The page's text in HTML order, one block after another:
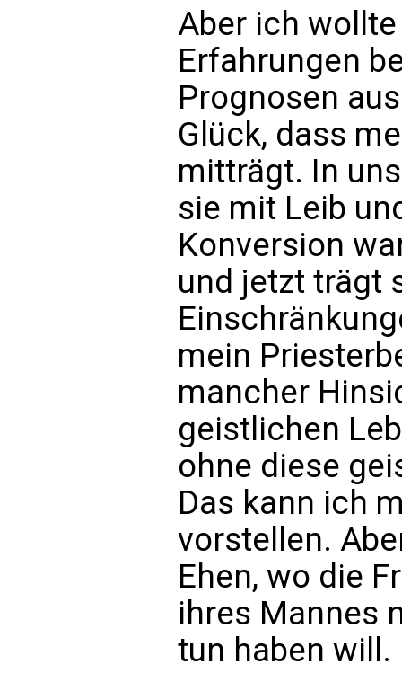
Aber ich
Erfahrungen
Prognosen
Glück, dass
mitträgt. In
sie mit Leib
Konversion
und jetzt trägt
mein
mancher
geistlichen
ohne diese
Das kann ich
vorstellen.
Ehen, wo die
ihres Mannes
tun haben will.